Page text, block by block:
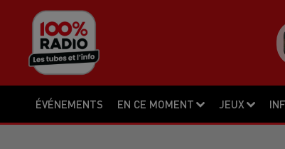
ÉVÉNEMENTS EN CE MOMENT JEUX